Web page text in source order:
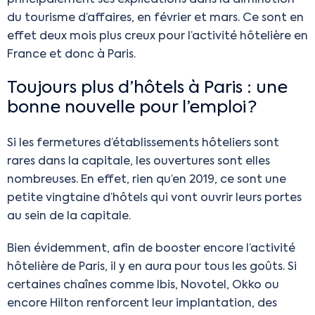
du tourisme d’affaires, en février et mars. Ce sont en
effet deux mois plus creux pour l’activité hôtelière en
France et donc à Paris.
Toujours plus d’hôtels à Paris : une
bonne nouvelle pour l’emploi ?
Si les fermetures d’établissements hôteliers sont
rares dans la capitale, les ouvertures sont elles
nombreuses. En effet, rien qu’en 2019, ce sont une
petite vingtaine d’hôtels qui vont ouvrir leurs portes
au sein de la capitale.
Bien évidemment, afin de booster encore l’activité
hôtelière de Paris, il y en aura pour tous les goûts. Si
certaines chaînes comme Ibis, Novotel, Okko ou
encore Hilton renforcent leur implantation, des